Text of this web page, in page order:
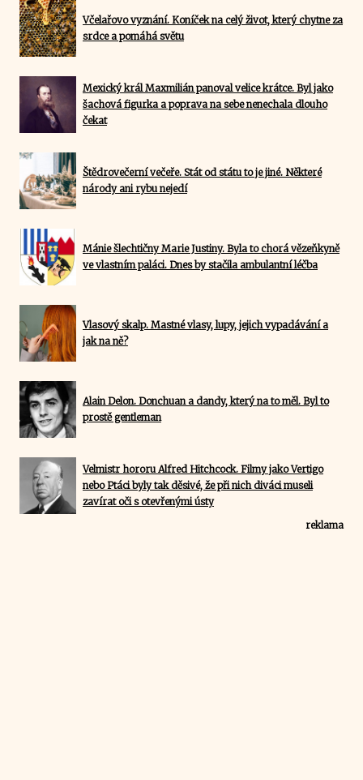
Včelařovo vyznání. Koníček na celý život, který chytne za
srdce a pomáhá světu
Mexický král Maxmilián panoval velice krátce. Byl jako
šachová figurka a poprava na sebe nenechala dlouho
čekat
Štědrovečerní večeře. Stát od státu to je jiné. Některé
národy ani rybu nejedí
Mánie šlechtičny Marie Justiny. Byla to chorá vězeňkyně
ve vlastním paláci. Dnes by stačila ambulantní léčba
Vlasový skalp. Mastné vlasy, lupy, jejich vypadávání a
jak na ně?
Alain Delon. Donchuan a dandy, který na to měl. Byl to
prostě gentleman
Velmistr hororu Alfred Hitchcock. Filmy jako Vertigo
nebo Ptáci byly tak děsivé, že při nich diváci museli
zavírat oči s otevřenými ústy
reklama